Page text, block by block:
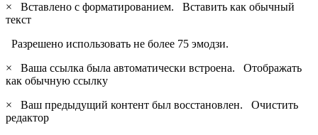
×
Вставлено с форматированием. Вставить как обычный
текст
Разрешено использовать не более 75 эмодзи.
×
Ваша ссылка была автоматически встроена. Отображать
как обычную ссылку
×
Ваш предыдущий контент был восстановлен. Очистить
редактор